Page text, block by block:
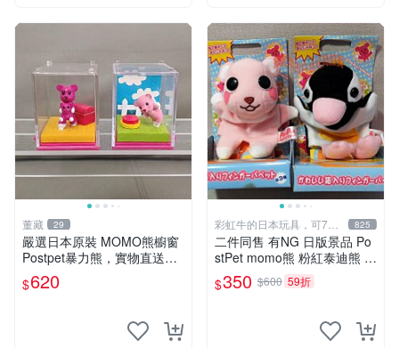
董藏 29
嚴選日本原裝 MOMO熊櫥窗
Postpet暴力熊，實物直送新
臺灣。MOMO熊 暴力熊 熊貓
櫥窗
$620
彩虹牛的日本玩具，可7取
付
825
二件同售 有NG 日版景品 Po
stPet momo熊 粉紅泰迪熊 妹
妹 comomo 企鵝 娃娃 布偶
手指頭 娃娃
$350 $600 59折